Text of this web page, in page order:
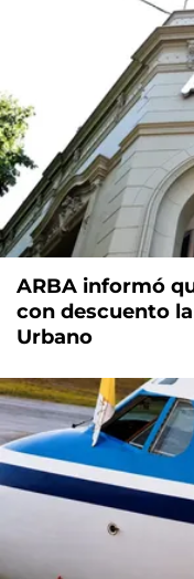
ARBA informó
con descuento
Urbano